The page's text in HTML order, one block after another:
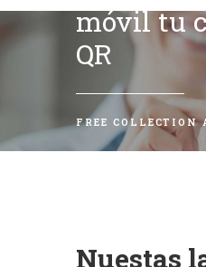
móvil tu
QR
FREE COLLECTION
Nuestas